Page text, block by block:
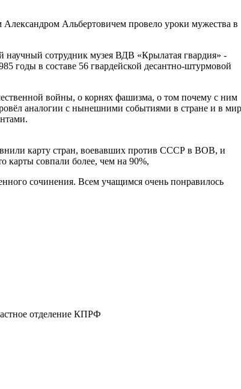
Альбертовичем провело уроки мужества в
сотрудник музея ВДВ «Крылатая гвардия» -
годы в составе 56 гвардейской десантно-штурмовой
войны, о корнях фашизма, о том почему с ним
аналогии с нынешними событиями в стране и в
карту стран, воевавших против СССР в ВОВ, и
карты совпали более, чем на 90%,
сочинения. Всем учащимся очень понравилось
отделение КПРФ